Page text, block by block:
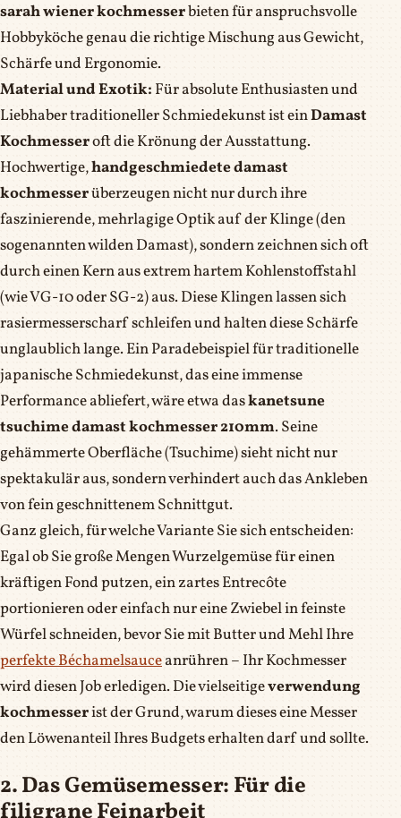
sarah wiener kochmesserbieten für anspruchsvolle
Hobbyköche genau die richtige Mischung aus Gewicht,
Schärfe und Ergonomie.
Material und Exotik: Für absolute Enthusiasten und
Liebhaber traditioneller Schmiedekunst ist einDamast
Kochmesseroft die Krönung der Ausstattung.
Hochwertige,handgeschmiedete damast
kochmesserüberzeugen nicht nur durch ihre
faszinierende, mehrlagige Optik auf der Klinge (den
sogenannten wilden Damast), sondern zeichnen sich oft
durch einen Kern aus extrem hartem Kohlenstoffstahl
(wie VG-10 oder SG-2) aus. Diese Klingen lassen sich
rasiermesserscharf schleifen und halten diese Schärfe
unglaublich lange. Ein Paradebeispiel für traditionelle
japanische Schmiedekunst, das eine immense
Performance abliefert, wäre etwa daskanetsune
tsuchime damast kochmesser 210mm. Seine
gehämmerte Oberfläche (Tsuchime) sieht nicht nur
spektakulär aus, sondern verhindert auch das Ankleben
von fein geschnittenem Schnittgut.
Ganz gleich, für welche Variante Sie sich entscheiden:
Egal ob Sie große Mengen Wurzelgemüse für einen
kräftigen Fond putzen, ein zartes Entrecôte
portionieren oder einfach nur eine Zwiebel in feinste
Würfel schneiden, bevor Sie mit Butter und Mehl Ihre
perfekte Béchamelsauceanrühren – Ihr Kochmesser
wird diesen Job erledigen. Die vielseitigeverwendung
kochmesserist der Grund, warum dieses eine Messer
den Löwenanteil Ihres Budgets erhalten darf und sollte.
2. Das Gemüsemesser: Für die